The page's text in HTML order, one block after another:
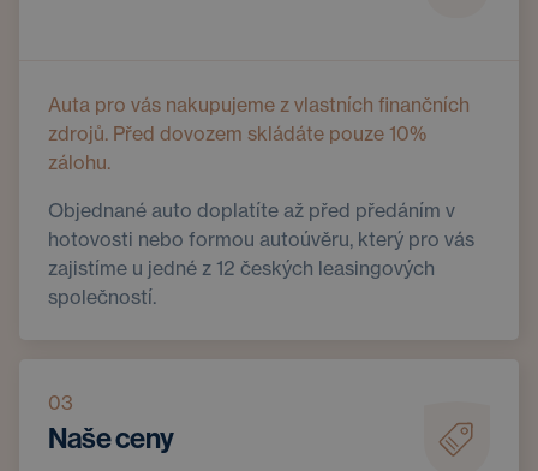
Auta pro vás nakupujeme z vlastních finančních
zdrojů. Před dovozem skládáte pouze 10%
zálohu.
Objednané auto doplatíte až před předáním v
hotovosti nebo formou autoúvěru, který pro vás
zajistíme u jedné z 12 českých leasingových
společností.
03
Naše ceny